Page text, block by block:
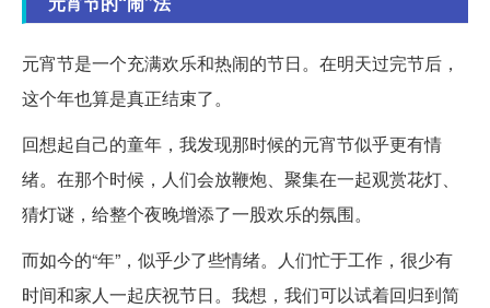
元宵节是一个充满欢乐和热闹的节日。在明天过完节后，
这个年也算是真正结束了。
回想起自己的童年，我发现那时候的元宵节似乎更有情
绪。在那个时候，人们会放鞭炮、聚集在一起观赏花灯、
猜灯谜，给整个夜晚增添了一股欢乐的氛围。
而如今的“年”，似乎少了些情绪。人们忙于工作，很少有
时间和家人一起庆祝节日。我想，我们可以试着回归到简